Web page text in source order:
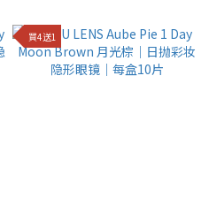
買4送1